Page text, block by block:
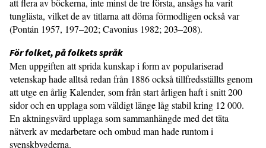
att flera av böckerna, inte minst de tre första, ansågs ha varit
tunglästa, vilket de av titlarna att döma förmodligen också var
(Pontán 1957, 197–202; Cavonius 1982; 203–208).
För folket, på folkets språk
Men uppgiften att sprida kunskap i form av populariserad
vetenskap hade alltså redan från 1886 också tillfredsställts genom
att utge en årlig Kalender, som från start årligen haft i snitt 200
sidor och en upplaga som väldigt länge låg stabil kring 12 000.
En aktningsvärd upplaga som sammanhängde med det täta
nätverk av medarbetare och ombud man hade runtom i
svenskbygderna.